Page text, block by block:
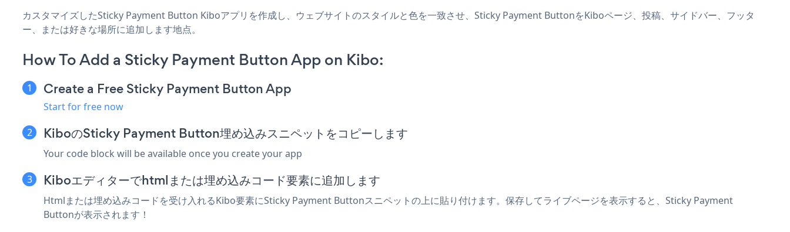
カスタマイズしたSticky Payment Button Kiboアプリを作成し、ウェブサイトのスタイルと色を一致させ、Sticky Payment ButtonをKiboページ、投稿、サイドバー、フッタ
ー、または好きな場所に追加します地点。
How To Add a Sticky Payment Button App on Kibo:
Create a Free Sticky Payment Button App
Start for free now
KiboのSticky Payment Button埋め込みスニペットをコピーします
Your code block will be available once you create your app
Kiboエディターでhtmlまたは埋め込みコード要素に追加します
Htmlまたは埋め込みコードを受け入れるKibo要素にSticky Payment Buttonスニペットの上に貼り付けます。保存してライブページを表示すると、Sticky Payment
Buttonが表示されます！